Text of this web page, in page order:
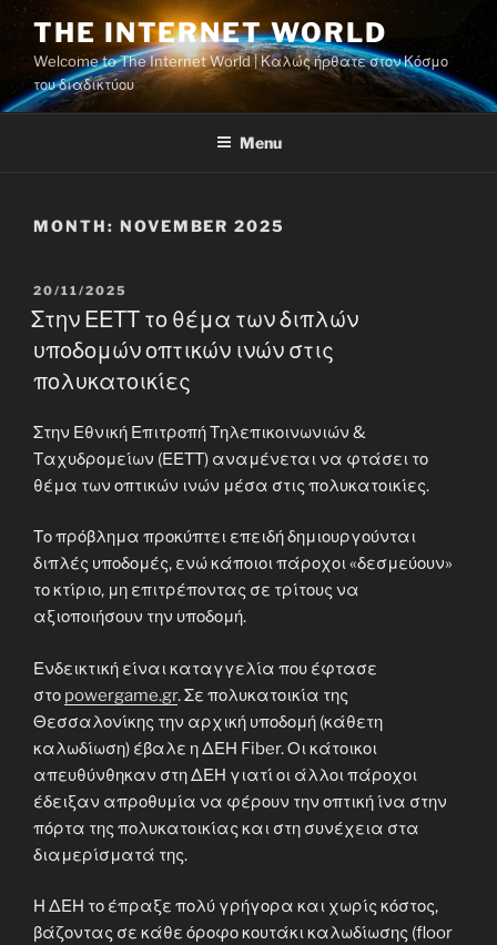
Skip
content
THE INTERNET WORLD
Welcome to The Internet World | Καλώς ήρθατε στον Κόσμο
του διαδικτύου
Menu
MONTH: NOVEMBER 2025
POSTED
ON
20/11/2025
Στην ΕΕΤΤ το θέμα των διπλών
υποδομών οπτικών ινών στις
πολυκατοικίες
Στην Εθνική Επιτροπή Τηλεπικοινωνιών &
Ταχυδρομείων (ΕΕΤΤ) αναμένεται να φτάσει το
θέμα των οπτικών ινών μέσα στις πολυκατοικίες.
Το πρόβλημα προκύπτει επειδή δημιουργούνται
διπλές υποδομές, ενώ κάποιοι πάροχοι «δεσμεύουν»
το κτίριο, μη επιτρέποντας σε τρίτους να
αξιοποιήσουν την υποδομή.
Ενδεικτική είναι καταγγελία που έφτασε
στο powergame.gr. Σε πολυκατοικία της
Θεσσαλονίκης την αρχική υποδομή (κάθετη
καλωδίωση) έβαλε η ΔΕΗ Fiber. Οι κάτοικοι
απευθύνθηκαν στη ΔΕΗ γιατί οι άλλοι πάροχοι
έδειξαν απροθυμία να φέρουν την οπτική ίνα στην
πόρτα της πολυκατοικίας και στη συνέχεια στα
διαμερίσματά της.
Η ΔΕΗ το έπραξε πολύ γρήγορα και χωρίς κόστος,
βάζοντας σε κάθε όροφο κουτάκι καλωδίωσης (floor